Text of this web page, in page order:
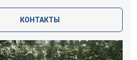
КОНТАКТЫ